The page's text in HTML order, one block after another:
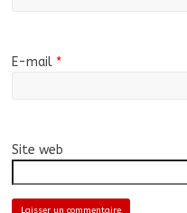
E-mail *
Site web